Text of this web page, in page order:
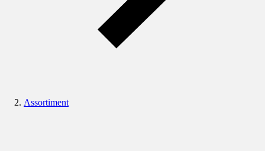
Assortiment